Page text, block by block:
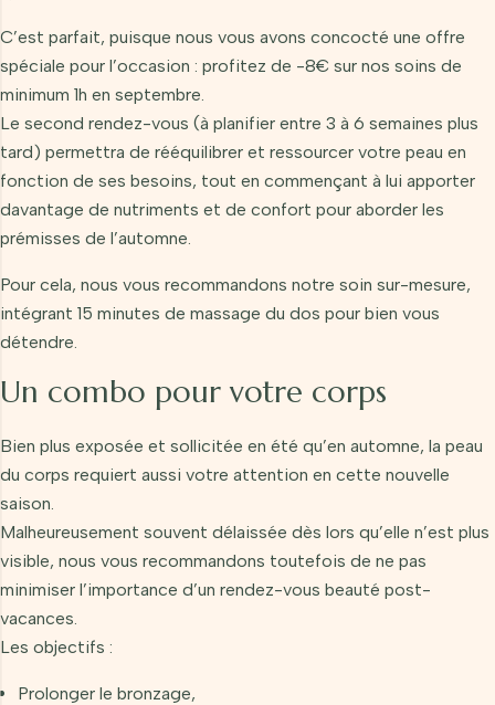
C’est parfait, puisque nous vous avons concocté une offre
spéciale pour l’occasion : profitez de -8€ sur nos soins de
minimum 1h en septembre.
Le second rendez-vous (à planifier entre 3 à 6 semaines plus
tard) permettra de rééquilibrer et ressourcer votre peau en
fonction de ses besoins, tout en commençant à lui apporter
davantage de nutriments et de confort pour aborder les
prémisses de l’automne.
Pour cela, nous vous recommandons notre soin sur-mesure,
intégrant 15 minutes de massage du dos pour bien vous
détendre.
Un combo pour votre corps
Bien plus exposée et sollicitée en été qu’en automne, la peau
du corps requiert aussi votre attention en cette nouvelle
saison.
Malheureusement souvent délaissée dès lors qu’elle n’est plus
visible, nous vous recommandons toutefois de ne pas
minimiser l’importance d’un rendez-vous beauté post-
vacances.
Les objectifs :
Prolonger le bronzage,